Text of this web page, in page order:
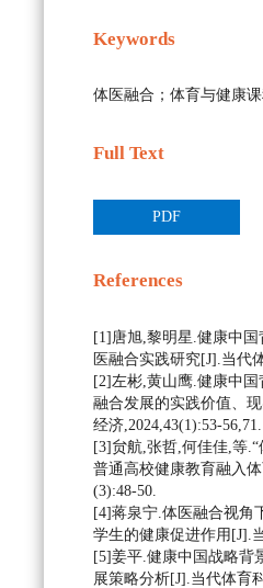
Keywords
体医融合；体育与健康
Full Text
PDF
References
[1]唐旭,黎明星.健康中
医融合实践研究[J].当代
[2]左彬,黄山鹰.健康中
融合发展的实践价值、
经济,2024,43(1):53-56,71.
[3]贠航,张哲,何佳佳,等
普通高校健康教育融入
(3):48-50.
[4]蒋泉宁.体医融合视角
学生的健康促进作用[J].
[5]姜平.健康中国战略背
展策略分析[J].当代体育